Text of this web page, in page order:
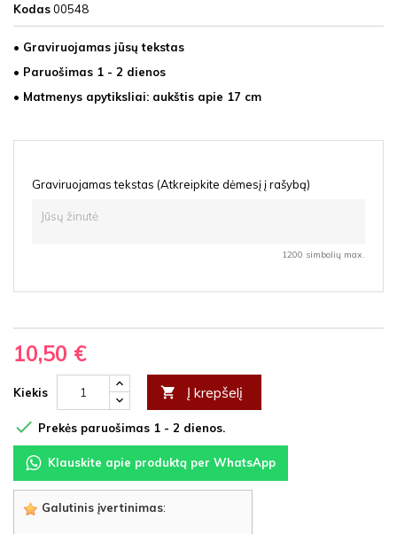
Kodas00548
• Graviruojamas jūsų tekstas
• Paruošimas 1 - 2 dienos
• Matmenys apytiksliai: aukštis apie 17 cm
Graviruojamas tekstas (Atkreipkite dėmesį į rašybą)
1200 simbolių max.
10,50 €
Kiekis  Į krepšelį
 Prekės paruošimas 1 - 2 dienos.
Klauskite apie produktą per WhatsApp
Galutinis įvertinimas: